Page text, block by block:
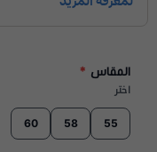
المقاس *
اختر
55
58
60